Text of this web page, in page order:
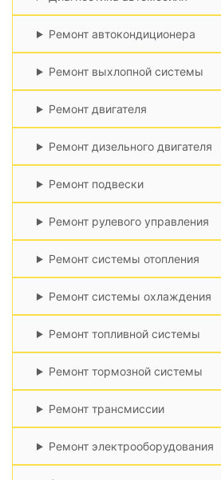
Ремонт автокондиционера
Ремонт выхлопной системы
Ремонт двигателя
Ремонт дизельного двигателя
Ремонт подвески
Ремонт рулевого управления
Ремонт системы отопления
Ремонт системы охлаждения
Ремонт топливной системы
Ремонт тормозной системы
Ремонт трансмиссии
Ремонт электрооборудования